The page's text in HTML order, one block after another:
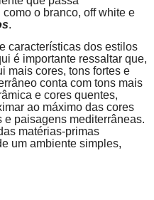
como o branco, off white e
.
características dos estilos
é importante ressaltar que,
mais cores, tons fortes e
conta com tons mais
e cores quentes,
ao máximo das cores
paisagens mediterrâneas.
matérias-primas
um ambiente simples,